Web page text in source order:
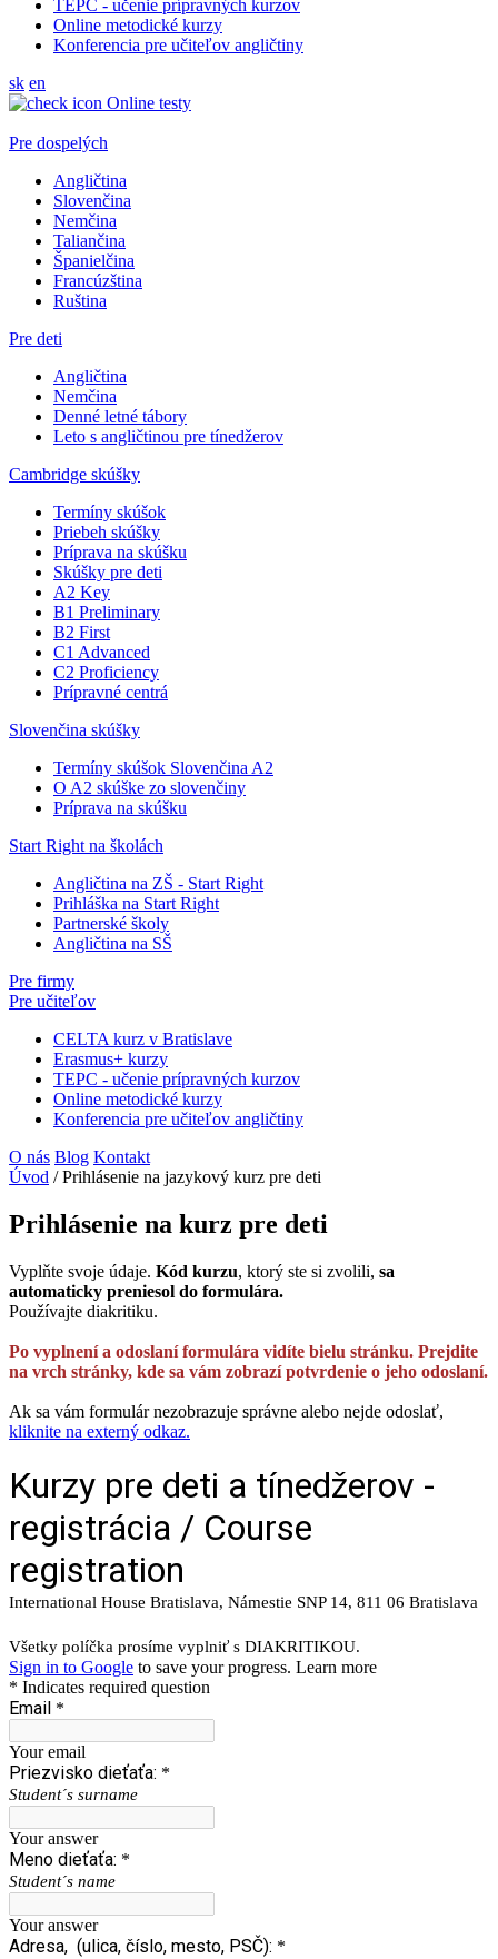
TEPC - učenie prípravných kurzov
Online metodické kurzy
Konferencia pre učiteľov angličtiny
sk en
Online testy
Pre dospelých
Angličtina
Slovenčina
Nemčina
Taliančina
Španielčina
Francúzština
Ruština
Pre deti
Angličtina
Nemčina
Denné letné tábory
Leto s angličtinou pre tínedžerov
Cambridge skúšky
Termíny skúšok
Priebeh skúšky
Príprava na skúšku
Skúšky pre deti
A2 Key
B1 Preliminary
B2 First
C1 Advanced
C2 Proficiency
Prípravné centrá
Slovenčina skúšky
Termíny skúšok Slovenčina A2
O A2 skúške zo slovenčiny
Príprava na skúšku
Start Right na školách
Angličtina na ZŠ - Start Right
Prihláška na Start Right
Partnerské školy
Angličtina na SŠ
Pre firmy
Pre učiteľov
CELTA kurz v Bratislave
Erasmus+ kurzy
TEPC - učenie prípravných kurzov
Online metodické kurzy
Konferencia pre učiteľov angličtiny
O nás Blog Kontakt
Úvod /Prihlásenie na jazykový kurz pre deti
Prihlásenie na kurz pre deti
Vyplňte svoje údaje. Kód kurzu, ktorý ste si zvolili, sa
automaticky preniesol do formulára.
Používajte diakritiku.
Po vyplnení a odoslaní formulára vidíte bielu stránku. Prejdite
na vrch stránky, kde sa vám zobrazí potvrdenie o jeho odoslaní.
Ak sa vám formulár nezobrazuje správne alebo nejde odoslať,
kliknite na externý odkaz.